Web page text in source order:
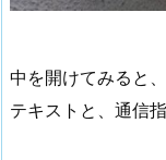
中を開けてみると
テキストと、通信